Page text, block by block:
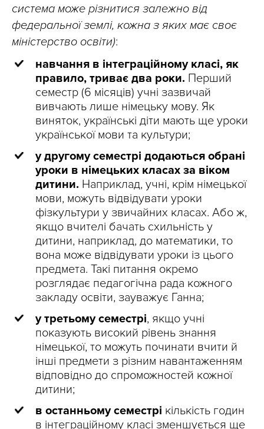
система може різнитися залежно від
федеральної землі, кожна з яких має своє
міністерство освіти):
навчання в інтеграційному класі, як
правило, триває два роки. Перший
семестр (6 місяців) учні зазвичай
вивчають лише німецьку мову. Як
виняток, українські діти мають ще уроки
української мови та культури;
у другому семестрі додаються обрані
уроки в німецьких класах за віком
дитини. Наприклад, учні, крім німецької
мови, можуть відвідувати уроки
фізкультури у звичайних класах. Або ж,
якщо вчителі бачать схильність у
дитини, наприклад, до математики, то
вона може відвідувати уроки із цього
предмета. Такі питання окремо
розглядає педагогічна рада кожного
закладу освіти, зауважує Ганна;
у третьому семестрі, якщо учні
показують високий рівень знання
німецької, то можуть починати вчити й
інші предмети з різним навантаженням
відповідно до спроможностей кожної
дитини;
в останньому семестрі кількість годин
в інтеграційному класі зменшується ще